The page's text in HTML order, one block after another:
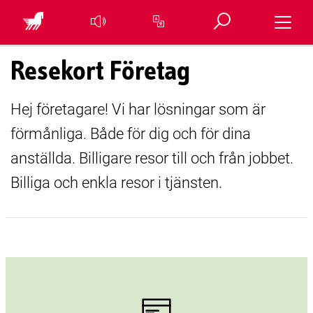
Översätt sidan Öppna
Resekort Företag
Hej företagare! Vi har lösningar som är
förmånliga. Både för dig och för dina
anställda. Billigare resor till och från jobbet.
Billiga och enkla resor i tjänsten.